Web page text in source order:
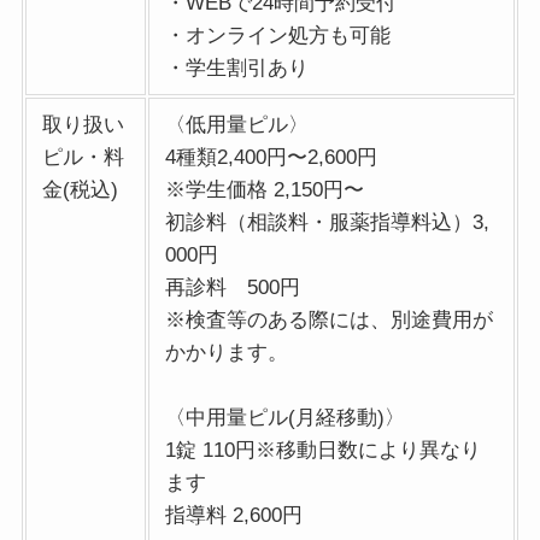
・オンライン処方も可能
・学生割引あり
取り扱い
ピル・料
金(税込)
〈低用量ピル〉
4種類2,400円〜2,600円
※学生価格 2,150円〜
初診料（相談料・服薬指導料込）3,
000円
再診料 500円
※検査等のある際には、別途費用が
かかります。
〈中用量ピル(月経移動)〉
1錠 110円※移動日数により異なり
ます
指導料 2,600円